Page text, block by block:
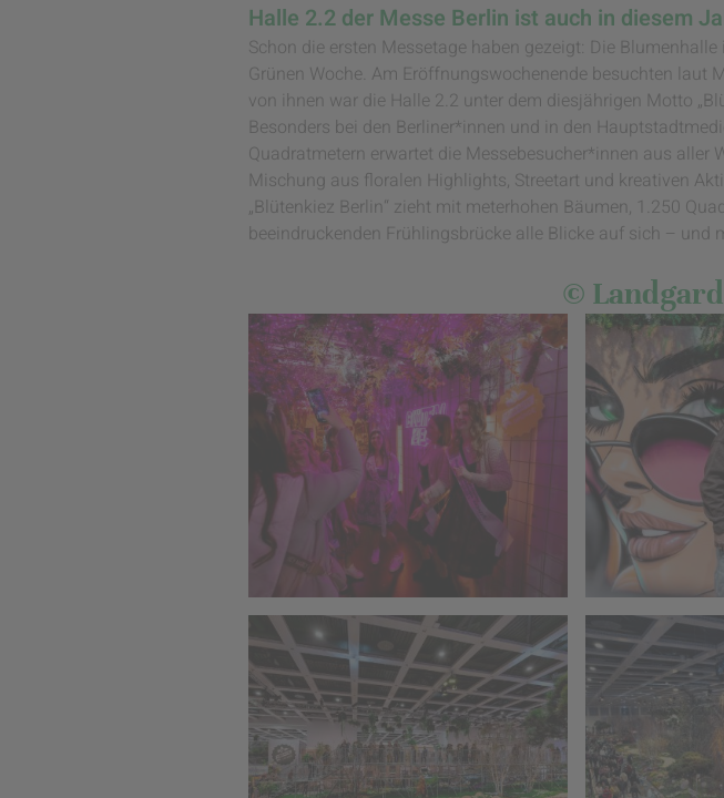
Halle 2.2 der Messe Berlin ist auch in diesem
Schon die ersten Messetage haben gezeigt: Die
Grünen Woche. Am Eröffnungswochenende besuchten
von ihnen war die Halle 2.2 unter dem diesjährigen Motto
Besonders bei den Berliner*innen und in den
Quadratmetern erwartet die Messebesucher*innen aus
Mischung aus floralen Highlights, Streetart und kreativen
„Blütenkiez Berlin“ zieht mit meterhohen Bäumen, 1.250
beeindruckenden Frühlingsbrücke alle Blicke auf sich – und
©